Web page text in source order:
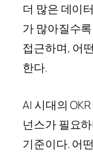
더 많은 데이
가 많아질수
접근하며, 어
한다.
AI 시대의
넌스가 필요
기준이다. 어